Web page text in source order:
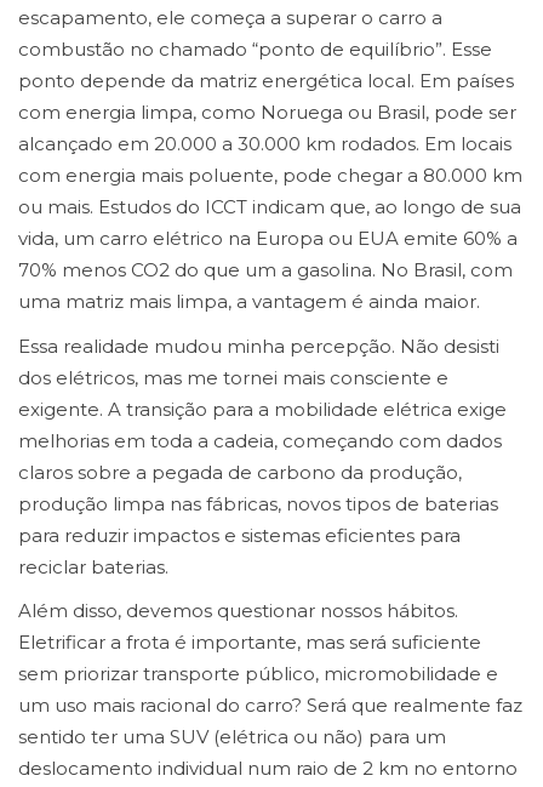
escapamento, ele começa a superar o carro a
combustão no chamado “ponto de equilíbrio”. Esse
ponto depende da matriz energética local. Em países
com energia limpa, como Noruega ou Brasil, pode ser
alcançado em 20.000 a 30.000 km rodados. Em locais
com energia mais poluente, pode chegar a 80.000 km
ou mais. Estudos do ICCT indicam que, ao longo de sua
vida, um carro elétrico na Europa ou EUA emite 60% a
70% menos CO2 do que um a gasolina. No Brasil, com
uma matriz mais limpa, a vantagem é ainda maior.
Essa realidade mudou minha percepção. Não desisti
dos elétricos, mas me tornei mais consciente e
exigente. A transição para a mobilidade elétrica exige
melhorias em toda a cadeia, começando com dados
claros sobre a pegada de carbono da produção,
produção limpa nas fábricas, novos tipos de baterias
para reduzir impactos e sistemas eficientes para
reciclar baterias.
Além disso, devemos questionar nossos hábitos.
Eletrificar a frota é importante, mas será suficiente
sem priorizar transporte público, micromobilidade e
um uso mais racional do carro? Será que realmente faz
sentido ter uma SUV (elétrica ou não) para um
deslocamento individual num raio de 2 km no entorno